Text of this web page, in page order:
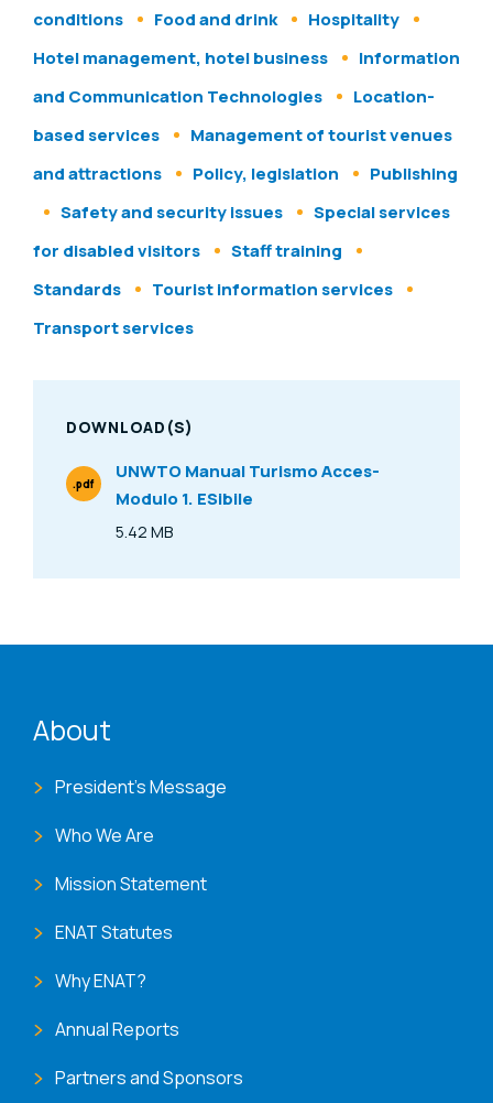
conditions
Food and drink
Hospitality
Hotel management, hotel business
Information
and Communication Technologies
Location-
based services
Management of tourist venues
and attractions
Policy, legislation
Publishing
Safety and security issues
Special services
for disabled visitors
Staff training
Standards
Tourist information services
Transport services
DOWNLOAD(S)
UNWTO Manual Turismo Acces-
Modulo 1. ESibile
Size
5.42 MB
File Type
.pdf
About
President's Message
Who We Are
Mission Statement
ENAT Statutes
Why ENAT?
Annual Reports
Partners and Sponsors